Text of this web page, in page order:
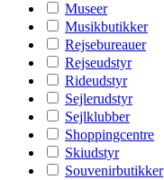
Museer
Musikbutikker
Rejsebureauer
Rejseudstyr
Rideudstyr
Sejlerudstyr
Sejlklubber
Shoppingcentre
Skiudstyr
Souvenirbutikker